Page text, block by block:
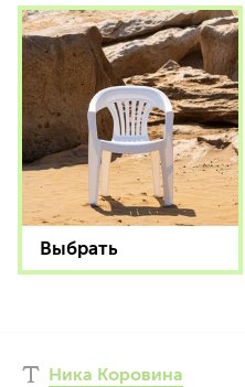
Выбрать
Ника Коровина